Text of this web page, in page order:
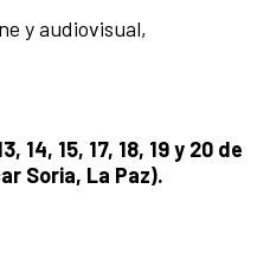
y audiovisual,
14, 15, 17, 18, 19 y 20 de
Soria, La Paz).